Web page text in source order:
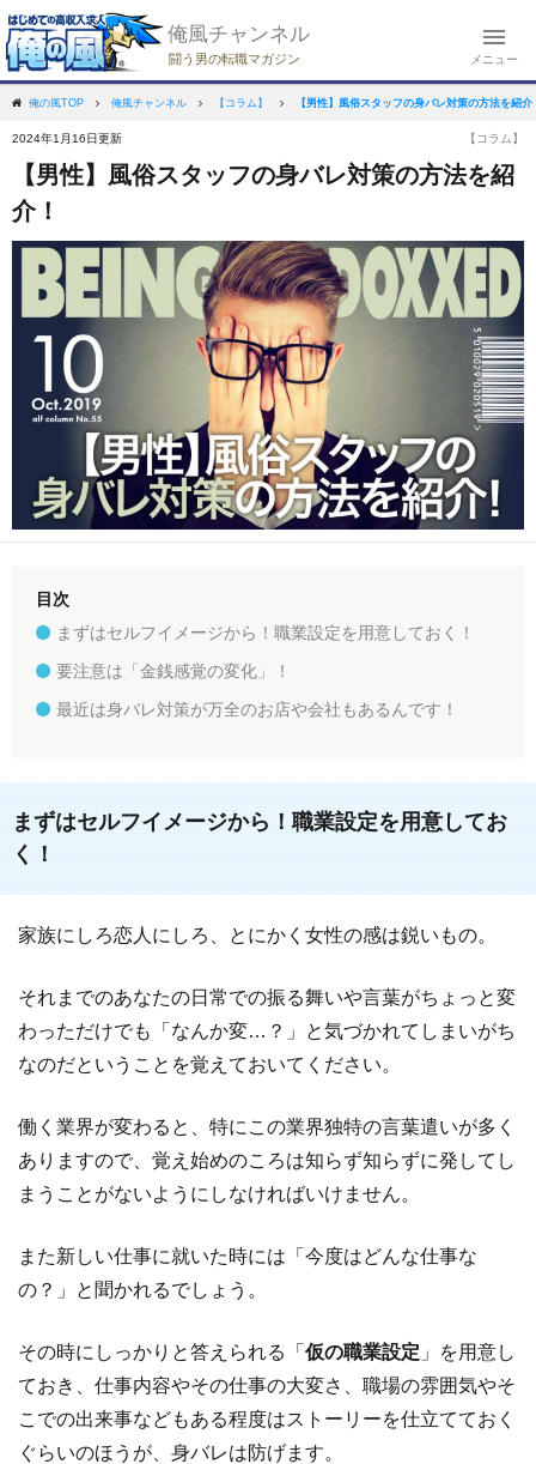
俺風チャンネル
闘う男の転職マガジン メニュー
俺の風TOP 俺風チャンネル 【コラム】 【男性】風俗スタッフの身バレ対策の方法を紹介
2024年1月16日更新 【コラム】
【男性】風俗スタッフの身バレ対策の方法を紹
介！
目次
まずはセルフイメージから！職業設定を用意しておく！
要注意は「金銭感覚の変化」！
最近は身バレ対策が万全のお店や会社もあるんです！
まずはセルフイメージから！職業設定を用意してお
く！
家族にしろ恋人にしろ、とにかく女性の感は鋭いもの。
それまでのあなたの日常での振る舞いや言葉がちょっと変
わっただけでも「なんか変…？」と気づかれてしまいがち
なのだということを覚えておいてください。
働く業界が変わると、特にこの業界独特の言葉遣いが多く
ありますので、覚え始めのころは知らず知らずに発してし
まうことがないようにしなければいけません。
また新しい仕事に就いた時には「今度はどんな仕事な
の？」と聞かれるでしょう。
その時にしっかりと答えられる「 仮の職業設定 」を用意し
ておき、仕事内容やその仕事の大変さ、職場の雰囲気やそ
こでの出来事などもある程度はストーリーを仕立てておく
ぐらいのほうが、身バレは防げます。